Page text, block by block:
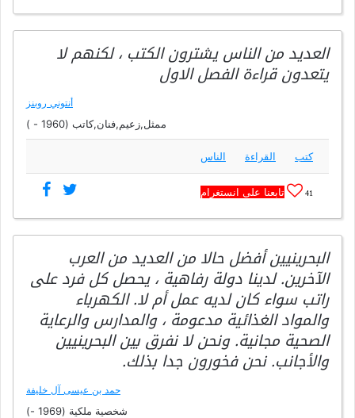
العديد من الناس يشترون الكتب ، لكنهم لا
يتعدون قراءة الفصل الاول
أنتوني روبنز
ممثل,زعيم,فنان,كاتب (1960 - )
كتب القراءة الناس
41 تابعنا على انستغرام
البحرينيين أفضل حالا من العديد من العرب
الآخرين. لدينا دولة رفاهية ، يحصل كل فرد على
راتب سواء كان لديه عمل أم لا. الكهرباء
والمواد الغذائية مدعومة ، والمدارس والرعاية
الصحية مجانية. ونحن لا نفرق بين البحرينيين
والأجانب. نحن فخورون جدا بذلك.
حمد بن عيسى آل خليفة
شخصية ملكية (1969 -)